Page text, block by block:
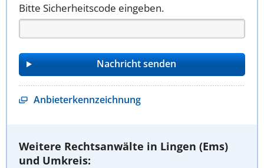
Bitte Sicherheitscode eingeben.
Anbieterkennzeichnung
Weitere Rechtsanwälte in Lingen (Ems)
und Umkreis: